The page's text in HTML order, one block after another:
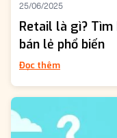
25/06/2025
Retail là gì?
bán lẻ phổ biến
Đọc thêm